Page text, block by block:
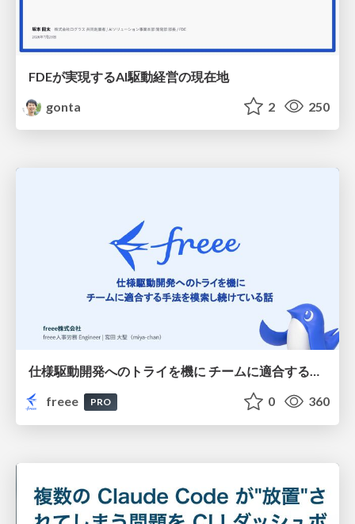
FDEが実現するAI駆動経営の現在地
gonta
2 250
仕様駆動開発へのトライを機に チームに適合する手法を模索し続けている話
freee
PRO 0 360